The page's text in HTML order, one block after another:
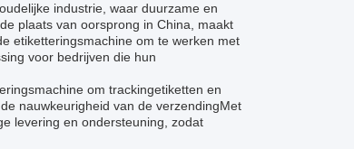
industrie, waar duurzame en
plaats van oorsprong in China, maakt
etiketteringsmachine om te werken met
voor bedrijven die hun
om trackingetiketten en
nauwkeurigheid van de verzendingMet
levering en ondersteuning, zodat